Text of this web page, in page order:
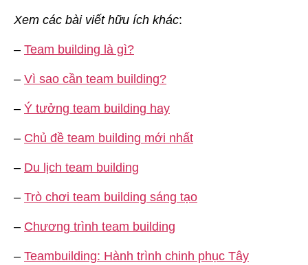
Xem các bài viết hữu ích khác:
– Team building là gì?
– Vì sao cần team building?
– Ý tưởng team building hay
– Chủ đề team building mới nhất
– Du lịch team building
– Trò chơi team building sáng tạo
– Chương trình team building
– Teambuilding: Hành trình chinh phục Tây